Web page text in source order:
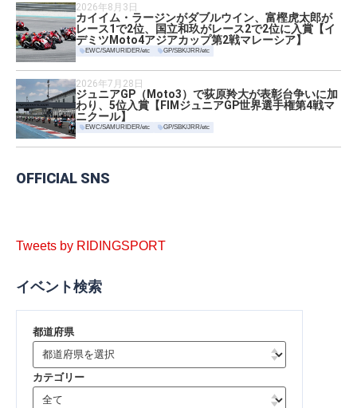
2026年8月3日
カイイム・ラージンがダブルウイン、富樫虎太郎が
レース1で2位、国立和玖がレース2で2位に入賞【イ
デミツMoto4アジアカップ第2戦マレーシア】
EWC/SAMURIDER/etc GP/SBK/JRR/etc
2026年7月28日
ジュニアGP（Moto3）で荻原羚大が表彰台争いに加
わり、5位入賞【FIMジュニアGP世界選手権第4戦マ
ニクール】
EWC/SAMURIDER/etc GP/SBK/JRR/etc
OFFICIAL SNS
Tweets by RIDINGSPORT
イベント検索
都道府県
カテゴリー